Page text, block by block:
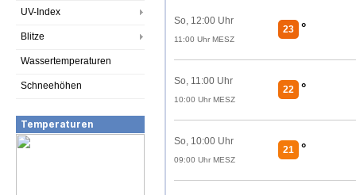
UV-Index
Blitze
Wassertemperaturen
Schneehöhen
Temperaturen
So, 12:00 Uhr
11:00 Uhr MESZ
23 °
So, 11:00 Uhr
10:00 Uhr MESZ
22 °
So, 10:00 Uhr
09:00 Uhr MESZ
21 °